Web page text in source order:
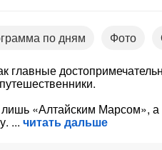
по дням Фото
главные
«Алтайским Марсом»,
читать дальше